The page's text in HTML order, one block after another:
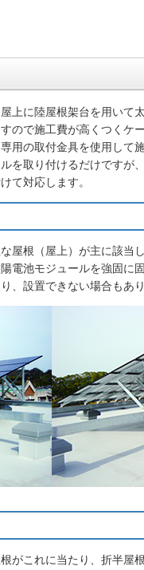
上に陸屋根架台を用いて
ので施工費が高くつくケ
用の取付金具を使用して
を取り付けるだけですが
て対応します。
屋根（屋上）が主に該当
電池モジュールを強固に
、設置できない場合もあ
がこれに当たり、折半屋